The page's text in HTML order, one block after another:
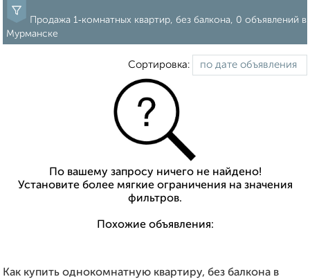
Продажа 1‑комнатных квартир, без балкона, 0 объявлений в
Мурманске
Сортировка:
По вашему запросу ничего не найдено!
Установите более мягкие ограничения на значения
фильтров.
Похожие объявления:
Как купить однокомнатную квартиру, без балкона в